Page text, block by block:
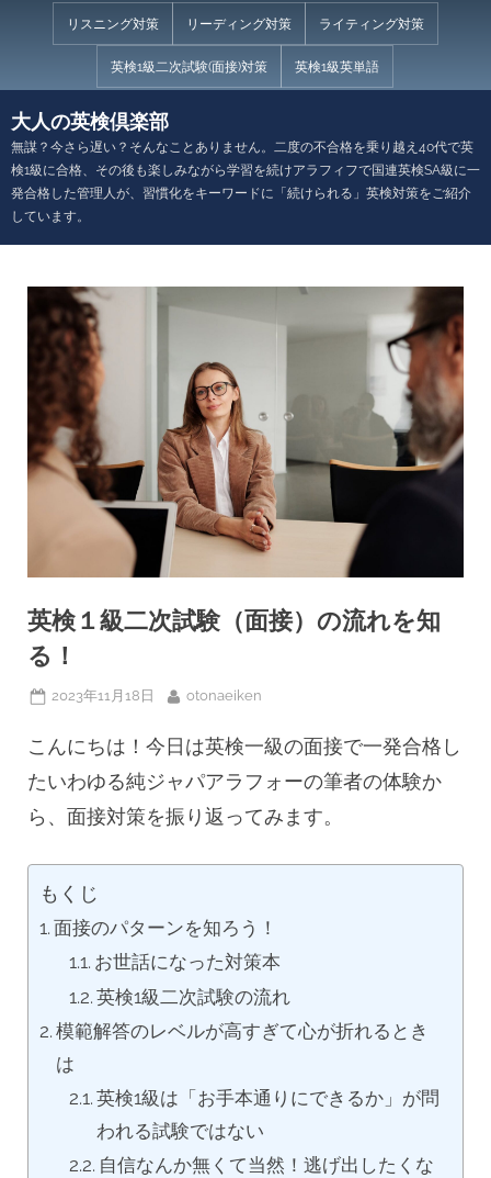
リスニング対策 リーディング対策 ライティング対策
英検1級二次試験(面接)対策 英検1級英単語
大人の英検倶楽部
無謀？今さら遅い？そんなことありません。二度の不合格を乗り越え40代で英
検1級に合格、その後も楽しみながら学習を続けアラフィフで国連英検SA級に一
発合格した管理人が、習慣化をキーワードに「続けられる」英検対策をご紹介
しています。
英検１級二次試験（面接）の流れを知
る！
Posted
2023年11月18日 By
otonaeiken
こんにちは！今日は英検一級の面接で一発合格し
たいわゆる純ジャパアラフォーの筆者の体験か
ら、面接対策を振り返ってみます。
もくじ
面接のパターンを知ろう！
お世話になった対策本
英検1級二次試験の流れ
模範解答のレベルが高すぎて心が折れるとき
は
英検1級は「お手本通りにできるか」が問
われる試験ではない
自信なんか無くて当然！逃げ出したくな